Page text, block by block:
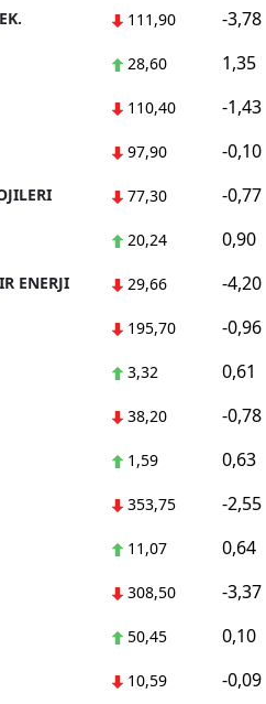
111,90 -3,78
28,60 1,35
110,40 -1,43
97,90 -0,10
77,30 -0,77
20,24 0,90
ENERJI 29,66 -4,20
195,70 -0,96
3,32 0,61
38,20 -0,78
1,59 0,63
353,75 -2,55
11,07 0,64
308,50 -3,37
50,45 0,10
10,59 -0,09